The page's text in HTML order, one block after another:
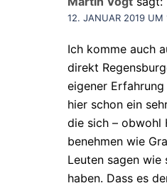
12. JANUAR 2019 UM
Ich komme auch
direkt
eigener
hier schon ein
die sich – obwohl
benehmen wie
Leuten sagen wie
haben. Dass es